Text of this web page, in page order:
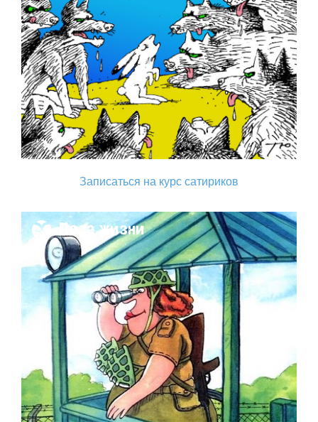
Записаться на курс сатириков
Поза жизни